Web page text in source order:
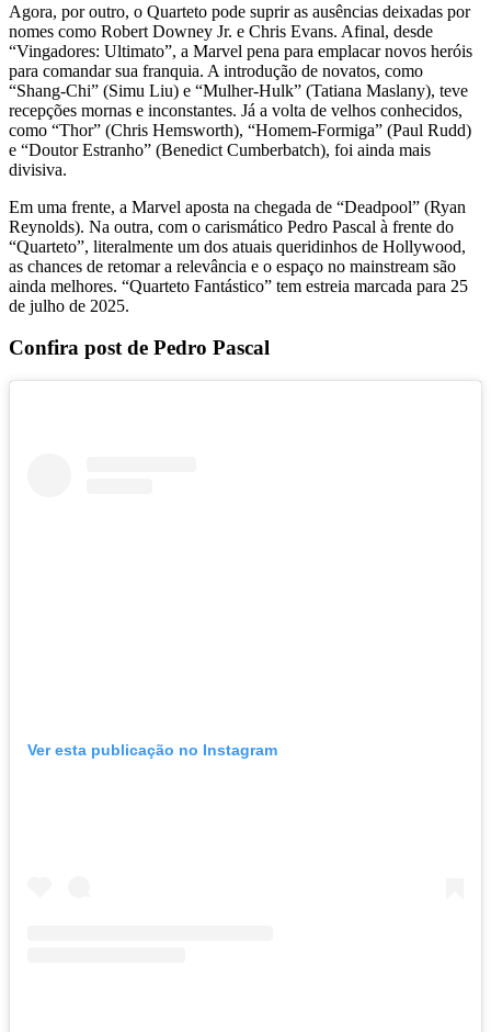
Agora, por outro, o Quarteto pode suprir as ausências deixadas por
nomes como Robert Downey Jr. e Chris Evans. Afinal, desde
“Vingadores: Ultimato”, a Marvel pena para emplacar novos heróis
para comandar sua franquia. A introdução de novatos, como
“Shang-Chi” (Simu Liu) e “Mulher-Hulk” (Tatiana Maslany), teve
recepções mornas e inconstantes. Já a volta de velhos conhecidos,
como “Thor” (Chris Hemsworth), “Homem-Formiga” (Paul Rudd)
e “Doutor Estranho” (Benedict Cumberbatch), foi ainda mais
divisiva.
Em uma frente, a Marvel aposta na chegada de “Deadpool” (Ryan
Reynolds). Na outra, com o carismático Pedro Pascal à frente do
“Quarteto”, literalmente um dos atuais queridinhos de Hollywood,
as chances de retomar a relevância e o espaço no mainstream são
ainda melhores. “Quarteto Fantástico” tem estreia marcada para 25
de julho de 2025.
Confira post de Pedro Pascal
Ver esta publicação no Instagram